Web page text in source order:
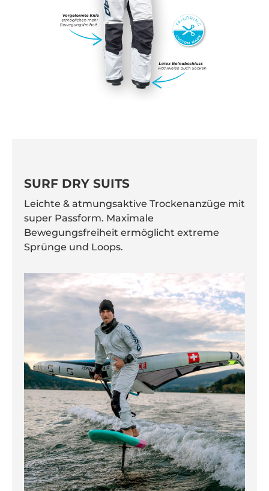
SURF DRY SUITS
Leichte & atmungsaktive Trockenanzüge mit
super Passform. Maximale
Bewegungsfreiheit ermöglicht extreme
Sprünge und Loops.